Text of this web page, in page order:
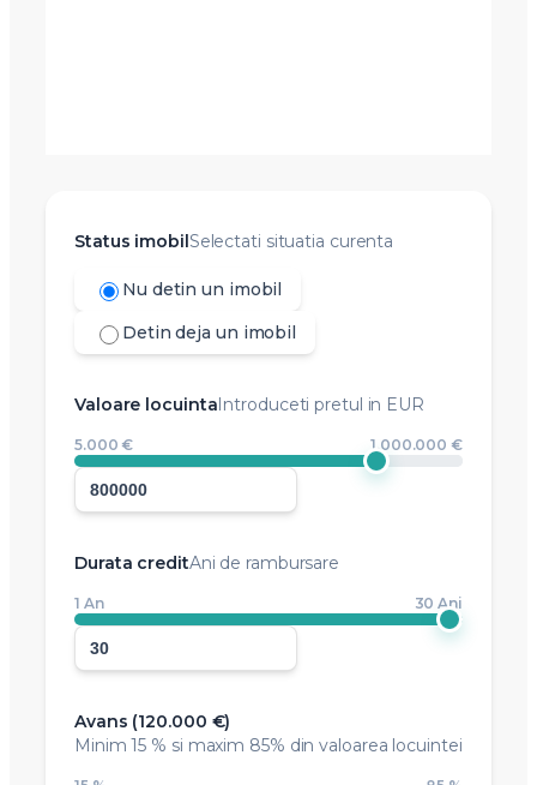
Status imobilSelectati situatia curenta
Nu detin un imobil
Valoare locuintaIntroduceti pretul in EUR
5.000 €